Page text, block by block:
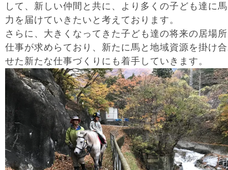
して、新しい仲間と共に、より多くの子ども達に
力を届けていきたいと考えております。
さらに、大きくなってきた子ども達の将来の居場
仕事が求めらており、新たに馬と地域資源を掛け
せた新たな仕事づくりにも着手していきます。